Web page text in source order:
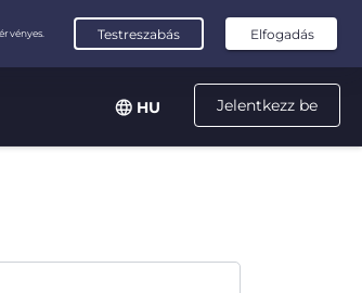
Jelentkezz be
HU